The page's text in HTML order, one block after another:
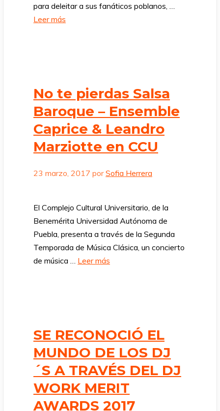
para deleitar a sus fanáticos poblanos, …
Leer más
No te pierdas Salsa
Baroque – Ensemble
Caprice & Leandro
Marziotte en CCU
23 marzo, 2017 porSofia Herrera
El Complejo Cultural Universitario, de la
Benemérita Universidad Autónoma de
Puebla, presenta a través de la Segunda
Temporada de Música Clásica, un concierto
de música … Leer más
SE RECONOCIÓ EL
MUNDO DE LOS DJ
´S A TRAVÉS DEL DJ
WORK MERIT
AWARDS 2017